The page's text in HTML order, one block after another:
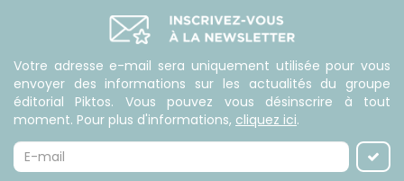
Votre adresse e-mail sera uniquement utilisée pour vous
envoyer des informations sur les actualités du groupe
éditorial Piktos. Vous pouvez vous désinscrire à tout
moment. Pour plus d'informations, cliquez ici.